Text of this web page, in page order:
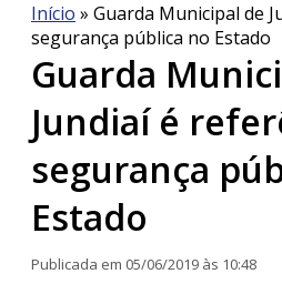
Início » Guarda Municipal de
segurança pública no Estado
Guarda
Jundiaí é
segurança
Estado
Publicada em 05/06/2019 às 10:48